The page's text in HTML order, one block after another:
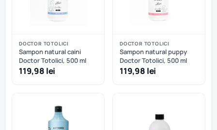
DOCTOR TOTOLICI
Sampon natural caini
Doctor Totolici, 500 ml
119,98 lei
DOCTOR TOTOLICI
Sampon natural puppy
Doctor Totolici, 500 ml
119,98 lei